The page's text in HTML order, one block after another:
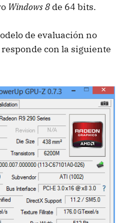
Windows 8 de 64 bits.
de evaluación no
responde con la siguiente